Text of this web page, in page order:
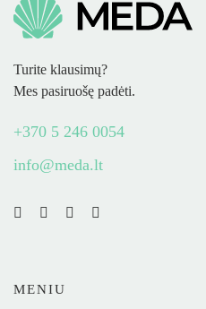
Turite klausimų?
Mes pasiruošę padėti.
+370 5 246 0054
info@meda.lt
MENIU